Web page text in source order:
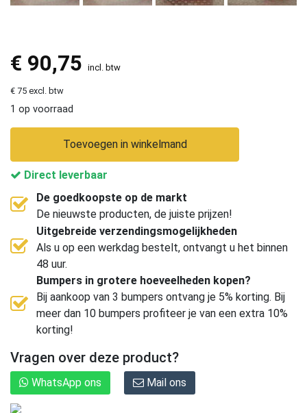
€ 90,75 incl. btw
€ 75 excl. btw
1 op voorraad
Toevoegen in winkelmand
Direct leverbaar
De goedkoopste op de markt
De nieuwste producten, de juiste prijzen!
Uitgebreide verzendingsmogelijkheden
Als u op een werkdag bestelt, ontvangt u het binnen
48 uur.
Bumpers in grotere hoeveelheden kopen?
Bij aankoop van 3 bumpers ontvang je 5% korting. Bij
meer dan 10 bumpers profiteer je van een extra 10%
korting!
Vragen over deze product?
WhatsApp ons Mail ons